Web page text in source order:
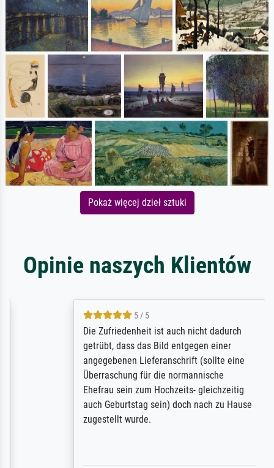
Pokaż więcej dzieł sztuki
Opinie naszych Klientów
5 / 5
Die Zufriedenheit ist auch nicht dadurch
getrübt, dass das Bild entgegen einer
angegebenen Lieferanschrift (sollte eine
Überraschung für die normannische
Ehefrau sein zum Hochzeits- gleichzeitig
auch Geburtstag sein) doch nach zu Hause
zugestellt wurde.